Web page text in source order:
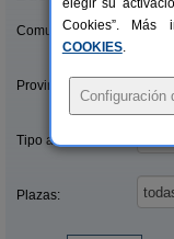
Comunidades:
Provincias/Islas:
Tipo alquiler:
Plazas:
elegir su
Cookies”. Más
COOKIES.